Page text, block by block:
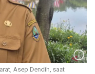
Asep Dendih, saat